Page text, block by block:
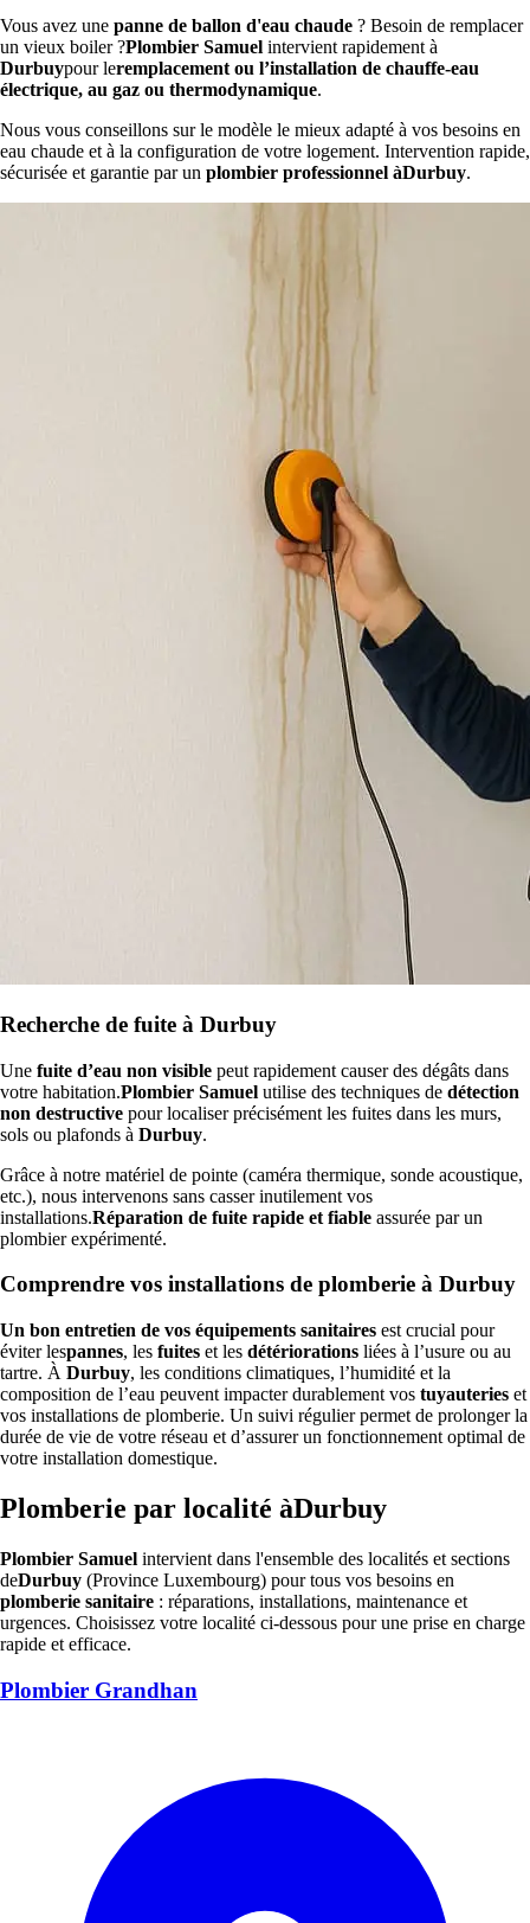
Vous avez une panne de ballon d'eau chaude ? Besoin de remplacer
un vieux boiler ?Plombier Samuel intervient rapidement à
Durbuypour leremplacement ou l’installation de chauffe-eau
électrique, au gaz ou thermodynamique.
Nous vous conseillons sur le modèle le mieux adapté à vos besoins en
eau chaude et à la configuration de votre logement. Intervention rapide,
sécurisée et garantie par un plombier professionnel àDurbuy.
Recherche de fuite à Durbuy
Une fuite d’eau non visible peut rapidement causer des dégâts dans
votre habitation.Plombier Samuel utilise des techniques de détection
non destructive pour localiser précisément les fuites dans les murs,
sols ou plafonds à Durbuy.
Grâce à notre matériel de pointe (caméra thermique, sonde acoustique,
etc.), nous intervenons sans casser inutilement vos
installations.Réparation de fuite rapide et fiable assurée par un
plombier expérimenté.
Comprendre vos installations de plomberie à Durbuy
Un bon entretien de vos équipements sanitaires est crucial pour
éviter lespannes, les fuites et les détériorations liées à l’usure ou au
tartre. À Durbuy, les conditions climatiques, l’humidité et la
composition de l’eau peuvent impacter durablement vos tuyauteries et
vos installations de plomberie. Un suivi régulier permet de prolonger la
durée de vie de votre réseau et d’assurer un fonctionnement optimal de
votre installation domestique.
Plomberie par localité àDurbuy
Plombier Samuel intervient dans l'ensemble des localités et sections
deDurbuy (Province Luxembourg) pour tous vos besoins en
plomberie sanitaire : réparations, installations, maintenance et
urgences. Choisissez votre localité ci-dessous pour une prise en charge
rapide et efficace.
Plombier Grandhan